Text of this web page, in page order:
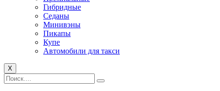
Гибридные
Седаны
Минивэны
Пикапы
Купе
Автомобили для такси
X